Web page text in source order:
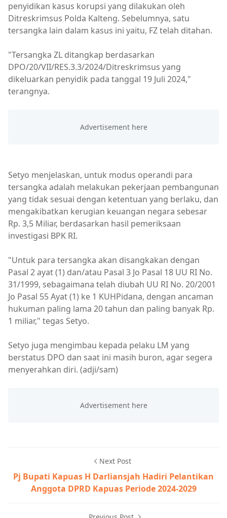
penyidikan kasus korupsi yang dilakukan oleh
Ditreskrimsus Polda Kalteng. Sebelumnya, satu
tersangka lain dalam kasus ini yaitu, FZ telah ditahan.
"Tersangka ZL ditangkap berdasarkan
DPO/20/VII/RES.3.3/2024/Ditreskrimsus yang
dikeluarkan penyidik pada tanggal 19 Juli 2024,"
terangnya.
Setyo menjelaskan, untuk modus operandi para
tersangka adalah melakukan pekerjaan pembangunan
yang tidak sesuai dengan ketentuan yang berlaku, dan
mengakibatkan kerugian keuangan negara sebesar
Rp. 3,5 Miliar, berdasarkan hasil pemeriksaan
investigasi BPK RI.
"Untuk para tersangka akan disangkakan dengan
Pasal 2 ayat (1) dan/atau Pasal 3 Jo Pasal 18 UU RI No.
31/1999, sebagaimana telah diubah UU RI No. 20/2001
Jo Pasal 55 Ayat (1) ke 1 KUHPidana, dengan ancaman
hukuman paling lama 20 tahun dan paling banyak Rp.
1 miliar," tegas Setyo.
Setyo juga mengimbau kepada pelaku LM yang
berstatus DPO dan saat ini masih buron, agar segera
menyerahkan diri. (adji/sam)
Next Post
Pj Bupati Kapuas H Darliansjah Hadiri Pelantikan
Anggota DPRD Kapuas Periode 2024-2029